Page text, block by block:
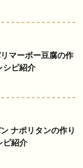
マーボー豆腐の作
シピ紹介
ナポリタンの作り
ピ紹介